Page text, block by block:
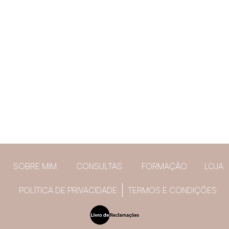
SOBRE MIM CONSULTAS FORMAÇÃO LOJA
POLÍTICA DE PRIVACIDADE TERMOS E CONDIÇÕES